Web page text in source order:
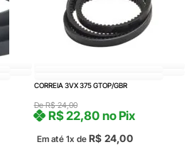
CORREIA 3VX 375 GTOP/GBR
DeR$24,00
Em até 1x de R$ 24,00
R$22,80 no Pix